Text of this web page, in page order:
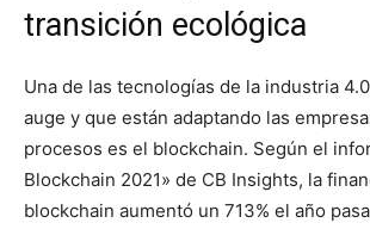
transición ecológica
Una de las tecnologías de la industria
auge y que están adaptando las
procesos es el blockchain. Según el
Blockchain 2021» de CB Insights, la
blockchain aumentó un 713% el año